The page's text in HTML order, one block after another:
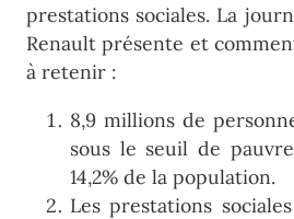
prestations sociales. La
Renault présente et
à retenir :
8,9 millions de
sous le seuil de
14,2% de la population.
Les prestations